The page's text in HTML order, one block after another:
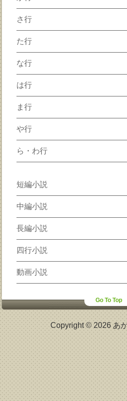
さ行
た行
な行
は行
ま行
や行
ら・わ行
短編小説
中編小説
長編小説
四行小説
動画小説
Go To Top
Copyright © 2026 あ